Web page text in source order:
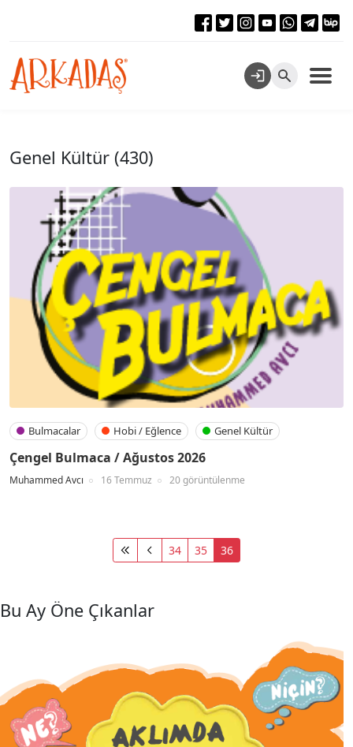
Genel Kültür (430)
Bulmacalar Hobi / Eğlence Genel Kültür
Çengel Bulmaca / Ağustos 2026
Muhammed Avcı 16 Temmuz 20 görüntülenme
34 35 36
Bu Ay Öne Çıkanlar